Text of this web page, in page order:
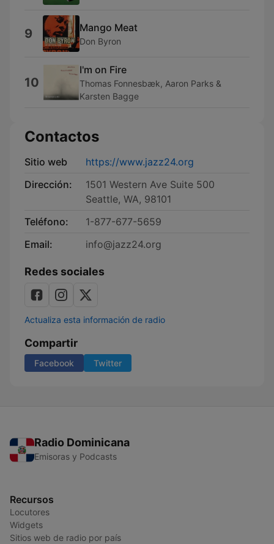
9 Mango Meat
Don Byron
10
I'm on Fire
Thomas Fonnesbæk, Aaron Parks &
Karsten Bagge
Contactos
Sitio web
https://www.jazz24.org
Dirección:
1501 Western Ave Suite 500
Seattle, WA, 98101
Teléfono:
1-877-677-5659
Email:
info@jazz24.org
Redes sociales
Actualiza esta información de radio
Compartir
Facebook Twitter
Radio Dominicana
Emisoras y Podcasts
Recursos
Locutores
Widgets
Sitios web de radio por país